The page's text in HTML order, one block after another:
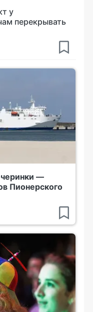
у
перекрывать
—
Пионерского